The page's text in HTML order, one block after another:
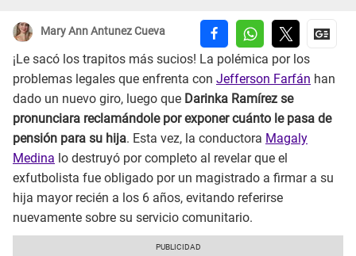
Mary Ann Antunez Cueva
¡Le sacó los trapitos más sucios! La polémica por los
problemas legales que enfrenta con Jefferson Farfán han
dado un nuevo giro, luego que Darinka Ramírez se
pronunciara reclamándole por exponer cuánto le pasa de
pensión para su hija. Esta vez, la conductora Magaly
Medina lo destruyó por completo al revelar que el
exfutbolista fue obligado por un magistrado a firmar a su
hija mayor recién a los 6 años, evitando referirse
nuevamente sobre su servicio comunitario.